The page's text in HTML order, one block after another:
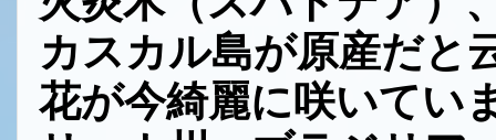
カスカル島が原産だと
花が今綺麗に咲いてい